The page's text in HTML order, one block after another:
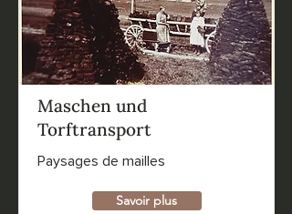
Maschen und
Torftransport
Paysages de mailles
Savoir plus